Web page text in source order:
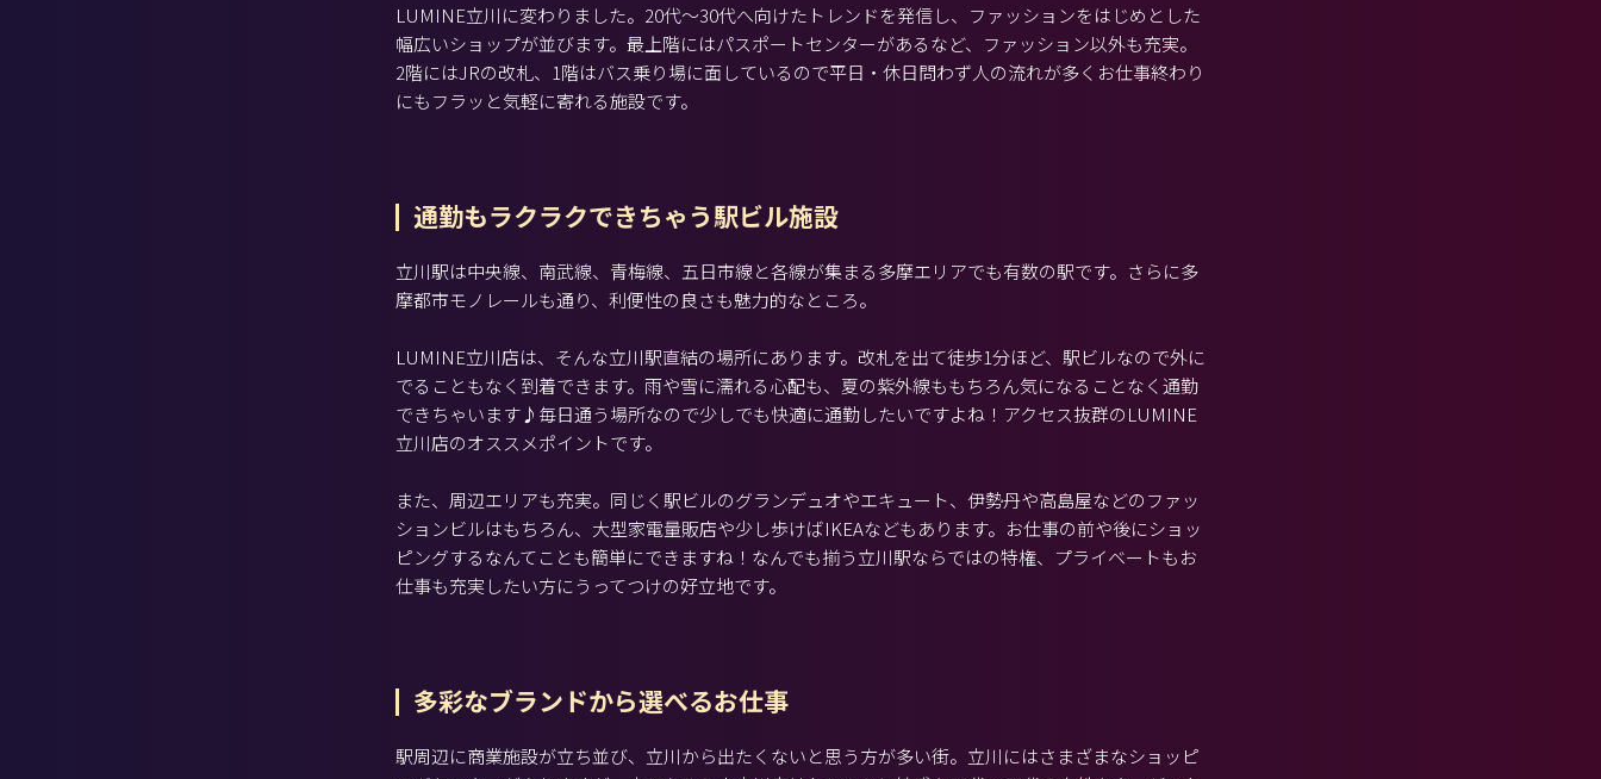
LUMINE立川に変わりました。20代～30代へ向けたトレンドを発信し、ファッションをはじめとした
幅広いショップが並びます。最上階にはパスポートセンターがあるなど、ファッション以外も充実。
2階にはJRの改札、1階はバス乗り場に面しているので平日・休日問わず人の流れが多くお仕事終わり
にもフラッと気軽に寄れる施設です。
通勤もラクラクできちゃう駅ビル施設
立川駅は中央線、南武線、青梅線、五日市線と各線が集まる多摩エリアでも有数の駅です。さらに多
摩都市モノレールも通り、利便性の良さも魅力的なところ。
LUMINE立川店は、そんな立川駅直結の場所にあります。改札を出て徒歩1分ほど、駅ビルなので外に
でることもなく到着できます。雨や雪に濡れる心配も、夏の紫外線ももちろん気になることなく通勤
できちゃいます♪毎日通う場所なので少しでも快適に通勤したいですよね！アクセス抜群のLUMINE
立川店のオススメポイントです。
また、周辺エリアも充実。同じく駅ビルのグランデュオやエキュート、伊勢丹や高島屋などのファッ
ションビルはもちろん、大型家電量販店や少し歩けばIKEAなどもあります。お仕事の前や後にショッ
ピングするなんてことも簡単にできますね！なんでも揃う立川駅ならではの特権、プライベートもお
仕事も充実したい方にうってつけの好立地です。
多彩なブランドから選べるお仕事
駅周辺に商業施設が立ち並び、立川から出たくないと思う方が多い街。立川にはさまざまなショッピ